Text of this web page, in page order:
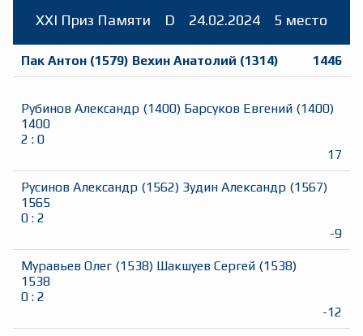
XXI Приз Памяти D 24.02.2024 5 место
Пак Антон (1579) Вехин Анатолий (1314) 1446
Рубинов Александр (1400) Барсуков Евгений (1400)
1400
2 : 0
17
Русинов Александр (1562) Зудин Александр (1567)
1565
0 : 2
-9
Муравьев Олег (1538) Шакшуев Сергей (1538)
1538
0 : 2
-12